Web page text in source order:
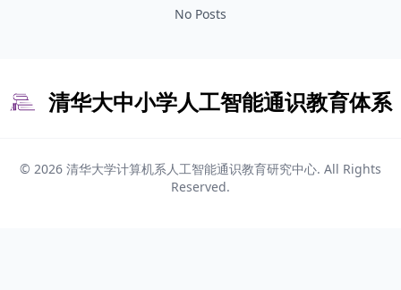
No Posts
清华大中小学人工智能通识教育体系
© 2026 清华大学计算机系人工智能通识教育研究中心. All Rights
Reserved.